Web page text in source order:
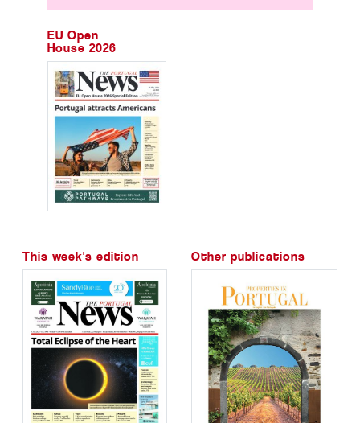
EU Open
House 2026
This week's edition Other publications